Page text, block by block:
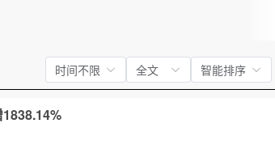
时间不限 全文 智能排序